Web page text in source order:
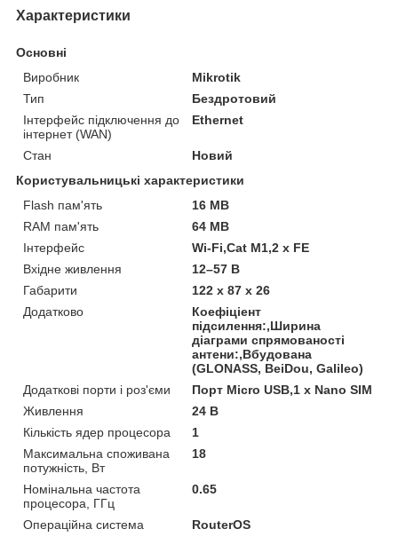
Характеристики
Основні
Виробник
Mikrotik
Тип
Бездротовий
Інтерфейс підключення до
інтернет (WAN)
Ethernet
Стан
Новий
Користувальницькі характеристики
Flash пам'ять
16 MB
RAM пам'ять
64 МB
Інтерфейс
Wi-Fi,Cat M1,2 x FE
Вхідне живлення
12–57 В
Габарити
122 x 87 x 26
Додатково
Коефіціент
підсилення:,Ширина
діаграми спрямованості
антени:,Вбудована
(GLONASS, BeiDou, Galileo)
Додаткові порти і роз'єми
Порт Micro USB,1 x Nano SIM
Живлення
24 В
Кількість ядер процесора
1
Максимальна споживана
потужність, Вт
18
Номінальна частота
процесора, ГГц
0.65
Операційна система
RouterOS